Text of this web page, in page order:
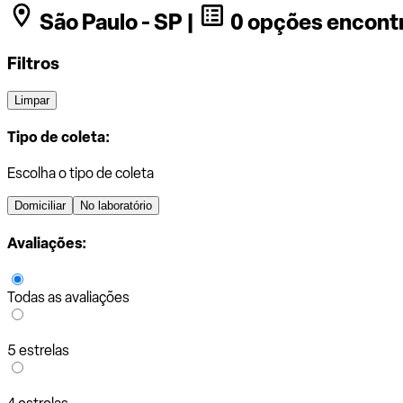
São Paulo - SP |
0 opções
Filtros
Limpar
Tipo de coleta:
Escolha o tipo de coleta
Domiciliar No laboratório
Avaliações:
Todas as avaliações
5 estrelas